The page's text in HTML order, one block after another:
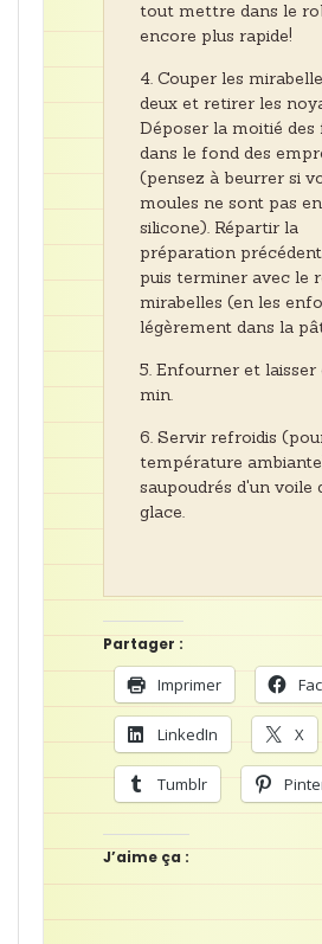
tout mettre dans le
encore plus rapide!
Couper les
deux et retirer les
Déposer la moitié des
dans le fond des
(pensez à beurrer si
moules ne sont pas en
silicone). Répartir la
préparation
puis terminer avec le
mirabelles (en les
légèrement dans la
Enfourner et laisser
min.
Servir refroidis
température
saupoudrés d'un voile
glace.
Partager :
Imprimer
LinkedIn X
Tumblr
J’aime ça :